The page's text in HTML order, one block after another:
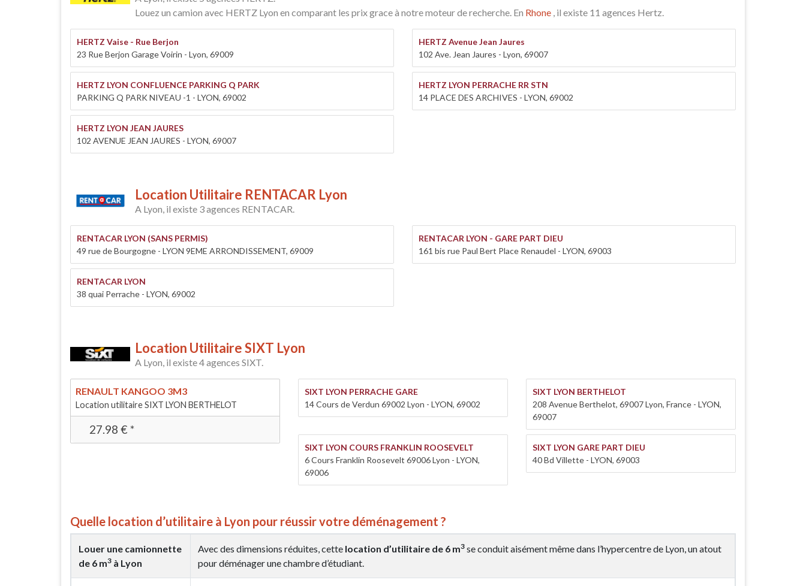
Louez un camion avec HERTZ Lyon en comparant les prix grace à notre moteur de recherche. En Rhone , il existe 11 agences Hertz.
HERTZ Vaise - Rue Berjon
23 Rue Berjon Garage Voirin - Lyon, 69009
HERTZ Avenue Jean Jaures
102 Ave. Jean Jaures - Lyon, 69007
HERTZ LYON CONFLUENCE PARKING Q PARK
PARKING Q PARK NIVEAU -1 - LYON, 69002
HERTZ LYON PERRACHE RR STN
14 PLACE DES ARCHIVES - LYON, 69002
HERTZ LYON JEAN JAURES
102 AVENUE JEAN JAURES - LYON, 69007
Location Utilitaire RENTACAR Lyon
A Lyon, il existe 3 agences RENTACAR.
RENTACAR LYON (SANS PERMIS)
49 rue de Bourgogne - LYON 9EME ARRONDISSEMENT, 69009
RENTACAR LYON - GARE PART DIEU
161 bis rue Paul Bert Place Renaudel - LYON, 69003
RENTACAR LYON
38 quai Perrache - LYON, 69002
Location Utilitaire SIXT Lyon
A Lyon, il existe 4 agences SIXT.
RENAULT KANGOO 3M3
Location utilitaire SIXT LYON BERTHELOT
27.98 € *
SIXT LYON PERRACHE GARE
14 Cours de Verdun 69002 Lyon - LYON, 69002
SIXT LYON BERTHELOT
208 Avenue Berthelot, 69007 Lyon, France - LYON,
69007
SIXT LYON COURS FRANKLIN ROOSEVELT
6 Cours Franklin Roosevelt 69006 Lyon - LYON,
69006
SIXT LYON GARE PART DIEU
40 Bd Villette - LYON, 69003
Quelle location d’utilitaire à Lyon pour réussir votre déménagement ?
Louer une camionnette
de 6 m3 à Lyon
Avec des dimensions réduites, cette location d’utilitaire de 6 m3 se conduit aisément même dans l’hypercentre de Lyon, un atout
pour déménager une chambre d’étudiant.